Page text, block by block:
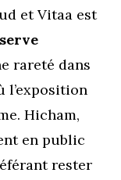
et Vitaa est
rareté dans
l’exposition
Hicham,
en public
rester